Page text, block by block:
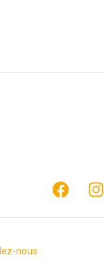
nous